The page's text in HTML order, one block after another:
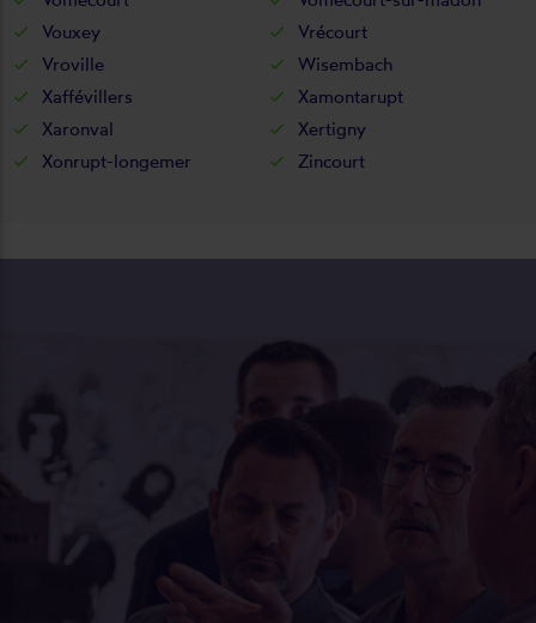
Vouxey
Vrécourt
Vroville
Wisembach
Xaffévillers
Xamontarupt
Xaronval
Xertigny
Xonrupt-longemer
Zincourt